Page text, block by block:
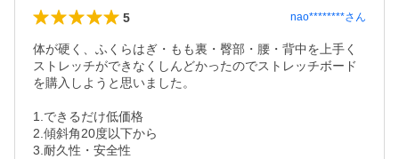
5 nao********さん
体が硬く、ふくらはぎ・もも裏・臀部・腰・背中を上手く
ストレッチができなくしんどかったのでストレッチボード
を購入しようと思いました。
1.できるだけ低価格
2.傾斜角20度以下から
3.耐久性・安全性